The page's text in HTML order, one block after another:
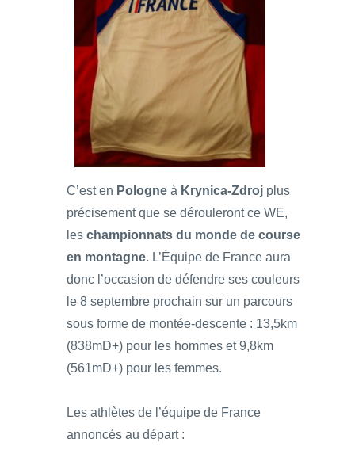
C’est en Pologne à Krynica-Zdroj plus
précisement que se dérouleront ce WE,
les championnats du monde de course
en montagne. L’Équipe de France aura
donc l’occasion de défendre ses couleurs
le 8 septembre prochain sur un parcours
sous forme de montée-descente : 13,5km
(838mD+) pour les hommes et 9,8km
(561mD+) pour les femmes.
Les athlètes de l’équipe de France
annoncés au départ :